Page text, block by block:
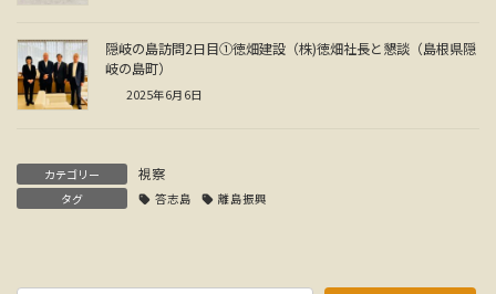
隠岐の島訪問2日目①徳畑建設（株)徳畑社長と懇談（島根県隠
岐の島町）
2025年6月6日
カテゴリー 視察
タグ 答志島 離島振興